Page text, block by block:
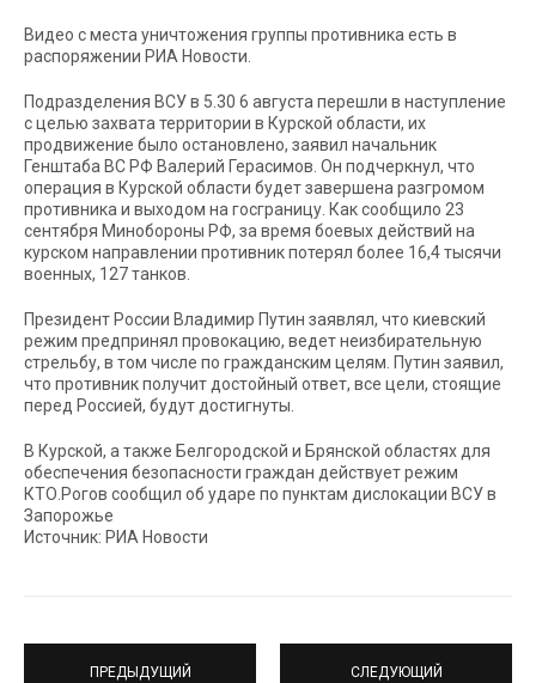
Видео с места уничтожения группы противника есть в
распоряжении РИА Новости.
Подразделения ВСУ в 5.30 6 августа перешли в наступление
с целью захвата территории в Курской области, их
продвижение было остановлено, заявил начальник
Генштаба ВС РФ Валерий Герасимов. Он подчеркнул, что
операция в Курской области будет завершена разгромом
противника и выходом на госграницу. Как сообщило 23
сентября Минобороны РФ, за время боевых действий на
курском направлении противник потерял более 16,4 тысячи
военных, 127 танков.
Президент России Владимир Путин заявлял, что киевский
режим предпринял провокацию, ведет неизбирательную
стрельбу, в том числе по гражданским целям. Путин заявил,
что противник получит достойный ответ, все цели, стоящие
перед Россией, будут достигнуты.
В Курской, а также Белгородской и Брянской областях для
обеспечения безопасности граждан действует режим
КТО.Рогов сообщил об ударе по пунктам дислокации ВСУ в
Запорожье
Источник: РИА Новости
ПРЕДЫДУЩИЙ СЛЕДУЮЩИЙ